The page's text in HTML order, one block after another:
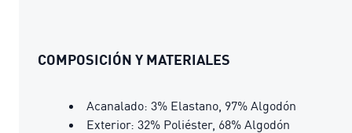
COMPOSICIÓN Y MATERIALES
Acanalado: 3% Elastano, 97% Algodón
Exterior: 32% Poliéster, 68% Algodón